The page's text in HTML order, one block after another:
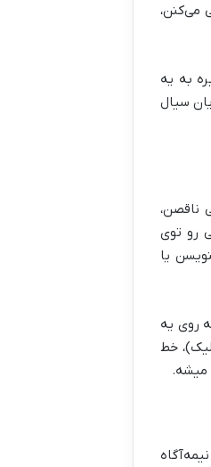
می‌کنن،
به یه
سیال
ناقصن،
رو توی
یا
روی یه
خط
میشه.